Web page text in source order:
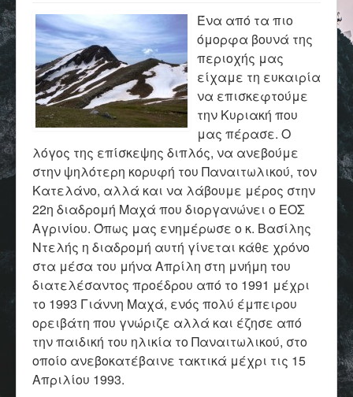
Ένα από τα πιο
όμορφα βουνά της
περιοχής μας
είχαμε τη ευκαιρία
να επισκεφτούμε
την Κυριακή που
μας πέρασε. Ο
λόγος της επίσκεψης διπλός, να ανεβούμε
στην ψηλότερη κορυφή του Παναιτωλικού, τον
Κατελάνο, αλλά και να λάβουμε μέρος στην
22η διαδρομή Μαχά που διοργανώνει ο ΕΟΣ
Αγρινίου. Όπως μας ενημέρωσε ο κ. Βασίλης
Ντελής η διαδρομή αυτή γίνεται κάθε χρόνο
στα μέσα του μήνα Απρίλη στη μνήμη του
διατελέσαντος προέδρου από το 1991 μέχρι
το 1993 Γιάννη Μαχά, ενός πολύ έμπειρου
ορειβάτη που γνώριζε αλλά και έζησε από
την παιδική του ηλικία το Παναιτωλικού, στο
οποίο ανεβοκατέβαινε τακτικά μέχρι τις 15
Απριλίου 1993.